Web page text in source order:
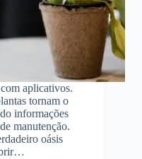
aplicativos.
tornam o
informações
manutenção.
oásis